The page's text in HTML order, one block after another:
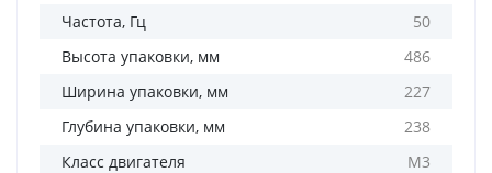
Частота, Гц
50
Высота упаковки, мм
486
Ширина упаковки, мм
227
Глубина упаковки, мм
238
Класс двигателя
М3